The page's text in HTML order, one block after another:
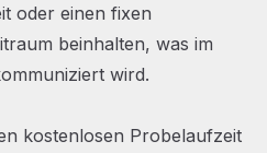
oder einen fixen
beinhalten, was im
wird.
kostenlosen Probelaufzeit